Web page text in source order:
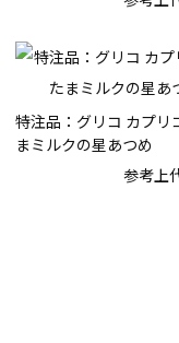
特注品：グリコ カプリ
まミルクの星あつめ
参考上